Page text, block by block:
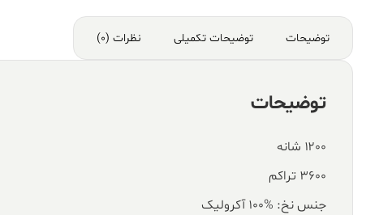
توضیحات توضیحات تکمیلی نظرات (0)
توضیحات
۱۲۰۰ شانه
۳۶۰۰ تراکم
جنس نخ: %100 آکرولیک